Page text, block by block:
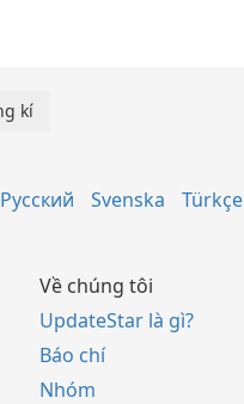
Русский Svenska Türkçe
Về chúng tôi
UpdateStar là gì?
Báo chí
Nhóm